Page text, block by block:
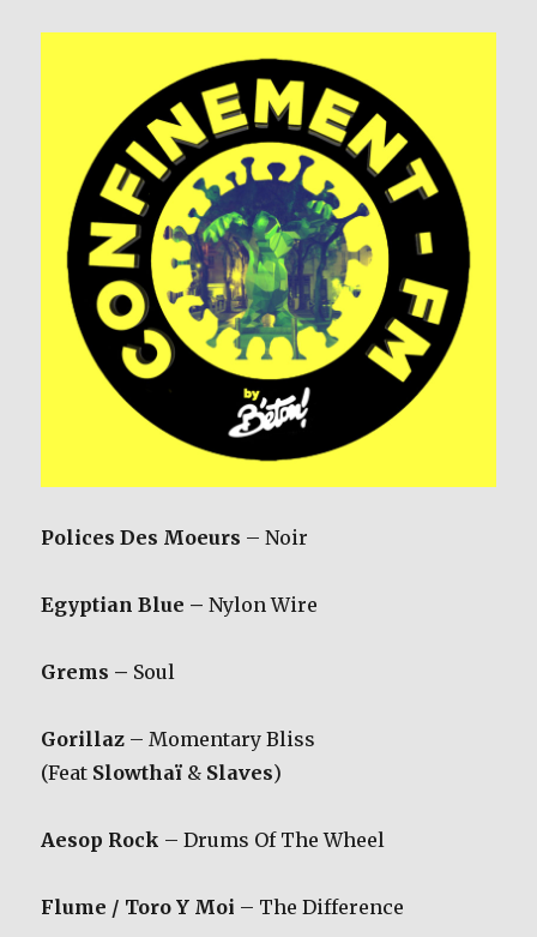
Polices Des Moeurs – Noir
Egyptian Blue –Nylon Wire
Grems – Soul
Gorillaz – Momentary Bliss
(Feat Slowthaï & Slaves)
Aesop Rock – Drums Of The Wheel
Flume / Toro Y Moi – The Difference